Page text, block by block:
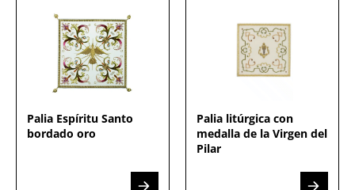
Palia Espíritu Santo
bordado oro
Palia litúrgica con
medalla de la Virgen del
Pilar